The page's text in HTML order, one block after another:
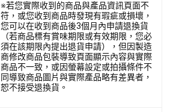
※若您實際收到的商品與產品資訊頁面不
符，或您收到商品時發現有瑕疵或損壞，
您可以在收到商品後3個月內申請退換貨
（若商品標有賞味期限或有效期限，您必
須在該期限內提出退貨申請），但因製造
商修改商品包裝導致頁面顯示內容與實際
商品不一致，或因螢幕設定或拍攝條件不
同導致商品圖片與實際產品略有差異者，
恕不接受退換貨。